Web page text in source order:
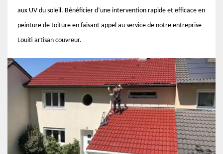
aux UV du soleil. Bénéficier d’une intervention rapide et efficace en
peinture de toiture en faisant appel au service de notre entreprise
Louiti artisan couvreur.